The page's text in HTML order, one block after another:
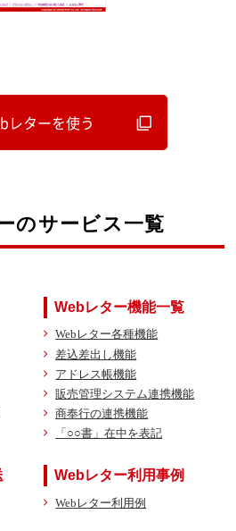
レターを使う
のサービス一覧
Webレター機能一覧
Webレター各種機能
差込差出し機能
アドレス帳機能
販売管理システム連携機能
商奉行の連携機能
「○○書」在中を表記
Webレター利用事例
Webレター利用例